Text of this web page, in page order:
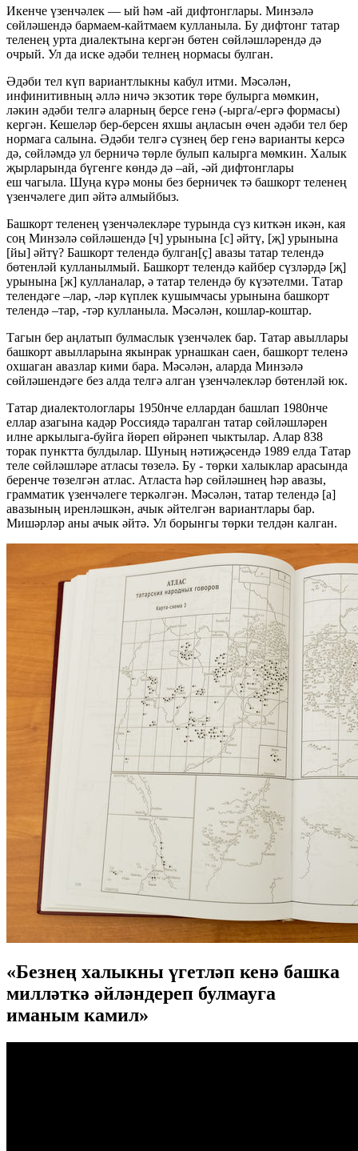
Икенче үзенчәлек — ый һәм -ай дифтонглары. Минзәлә
сөйләшендә бармаем-кайтмаем кулланыла. Бу дифтонг татар
теленең урта диалектына кергән бөтен сөйләшләрендә дә
очрый. Ул да иске әдәби телнең нормасы булган.
Әдәби тел күп вариантлыкны кабул итми. Мәсәлән,
инфинитивның әллә ничә экзотик төре булырга мөмкин,
ләкин әдәби телгә аларның берсе генә (-ырга/-ергә формасы)
кергән. Кешеләр бер-берсен яхшы аңласын өчен әдәби тел бер
нормага салына. Әдәби телгә сүзнең бер генә варианты керсә
дә, сөйләмдә ул берничә төрле булып калырга мөмкин. Халык
җырларында бүгенге көндә дә –ай, -әй дифтонглары
еш чагыла. Шуңа күрә моны без берничек тә башкорт теленең
үзенчәлеге дип әйтә алмыйбыз.
Башкорт теленең үзенчәлекләре турында сүз киткән икән, кая
соң Минзәлә сөйләшендә [ч] урынына [с] әйтү, [җ] урынына
[йы] әйтү? Башкорт телендә булган[ҫ] авазы татар телендә
бөтенләй кулланылмый. Башкорт телендә кайбер сүзләрдә [җ]
урынына [ж] кулланалар, ә татар телендә бу күзәтелми. Татар
телендәге –лар, -ләр күплек кушымчасы урынына башкорт
телендә –тар, -тәр кулланыла. Мәсәлән, кошлар-коштар.
Тагын бер аңлатып булмаслык үзенчәлек бар. Татар авыллары
башкорт авылларына якынрак урнашкан саен, башкорт теленә
охшаган авазлар кими бара. Мәсәлән, аларда Минзәлә
сөйләшендәге без алда телгә алган үзенчәлекләр бөтенләй юк.
Татар диалектологлары 1950нче еллардан башлап 1980нче
еллар азагына кадәр Россиядә таралган татар сөйләшләрен
илне аркылыга-буйга йөреп өйрәнеп чыктылар. Алар 838
торак пунктта булдылар. Шуның нәтиҗәсендә 1989 елда Татар
теле сөйләшләре атласы төзелә. Бу - төрки халыклар арасында
беренче төзелгән атлас. Атласта һәр сөйләшнең һәр авазы,
грамматик үзенчәлеге теркәлгән. Мәсәлән, татар телендә [а]
авазының иренләшкән, ачык әйтелгән вариантлары бар.
Мишәрләр аны ачык әйтә. Ул борынгы төрки телдән калган.
«Безнең халыкны үгетләп кенә башка
милләткә әйләндереп булмауга
иманым камил»